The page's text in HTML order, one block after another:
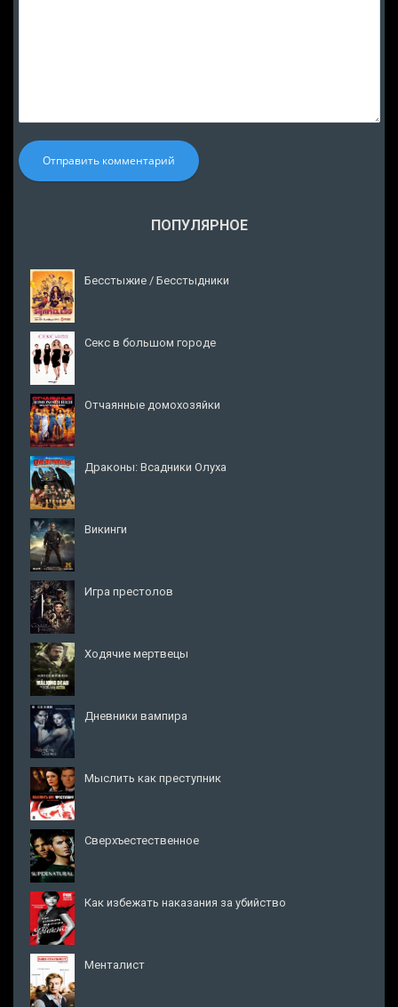
Отправить комментарий
ПОПУЛЯРНОЕ
Бесстыжие / Бесстыдники
Секс в большом городе
Отчаянные домохозяйки
Драконы: Всадники Олуха
Викинги
Игра престолов
Ходячие мертвецы
Дневники вампира
Мыслить как преступник
Сверхъестественное
Как избежать наказания за убийство
Менталист